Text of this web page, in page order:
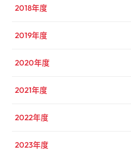
2018年度
2019年度
2020年度
2021年度
2022年度
2023年度